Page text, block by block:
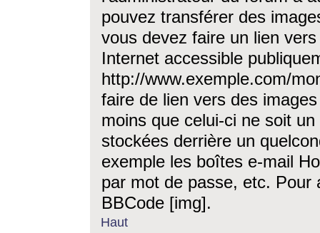
pouvez transférer des
vous devez faire un lien
Internet accessible
http://www.exemple.com/
faire de lien vers des
moins que celui-ci ne soit
stockées derrière un
exemple les boîtes e-mail
par mot de passe, etc. Pour
BBCode [img].
Haut